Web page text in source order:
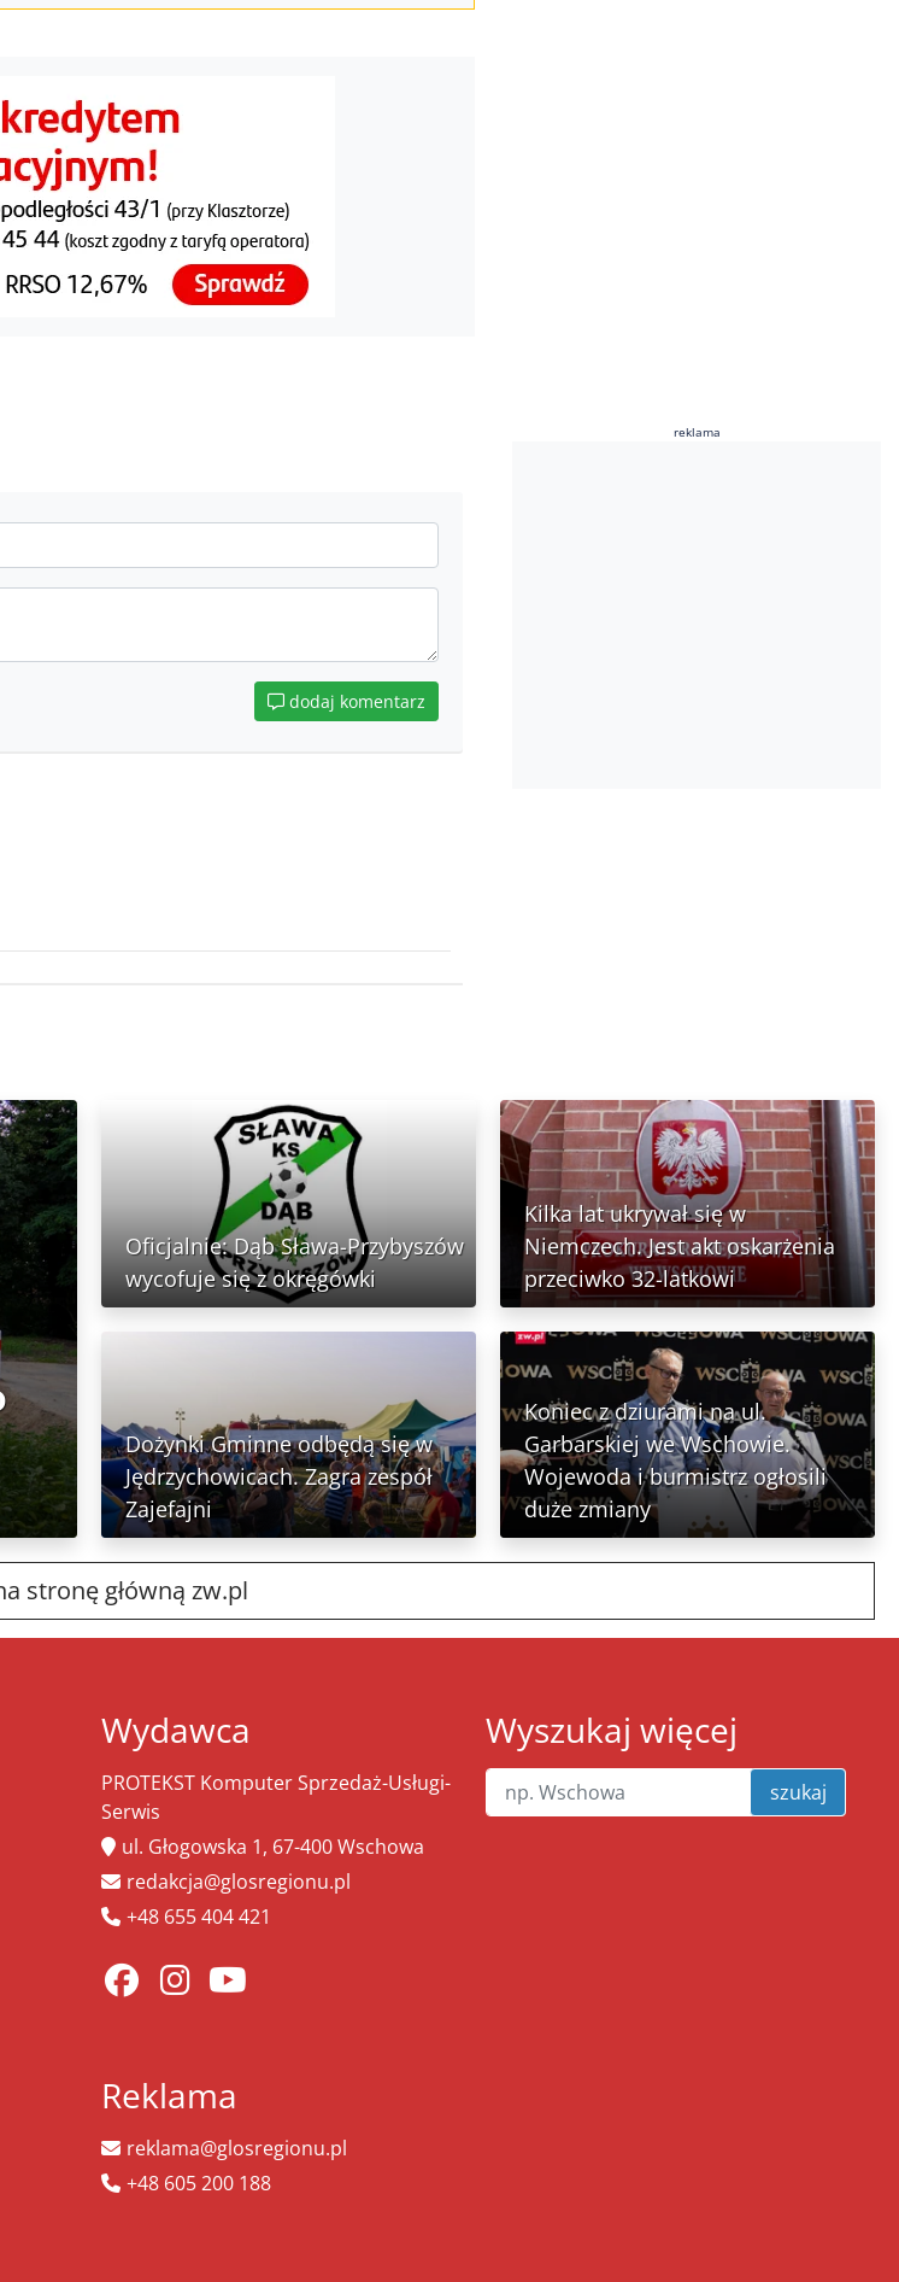
dodaj komentarz
reklama
Oficjalnie: Dąb Sława-Przybyszów
wycofuje się z okręgówki
Kilka lat ukrywał się w
Niemczech. Jest akt oskarżenia
przeciwko 32-latkowi
Dożynki Gminne odbędą się w
Jędrzychowicach. Zagra zespół
Zajefajni
Koniec z dziurami na ul.
Garbarskiej we Wschowie.
Wojewoda i burmistrz ogłosili
duże zmiany
stronę główną zw.pl
Wydawca
PROTEKST Komputer Sprzedaż-Usługi-
Serwis
ul. Głogowska 1, 67-400 Wschowa
redakcja@glosregionu.pl
+48 655 404 421
Reklama
reklama@glosregionu.pl
+48 605 200 188
Wyszukaj więcej
szukaj